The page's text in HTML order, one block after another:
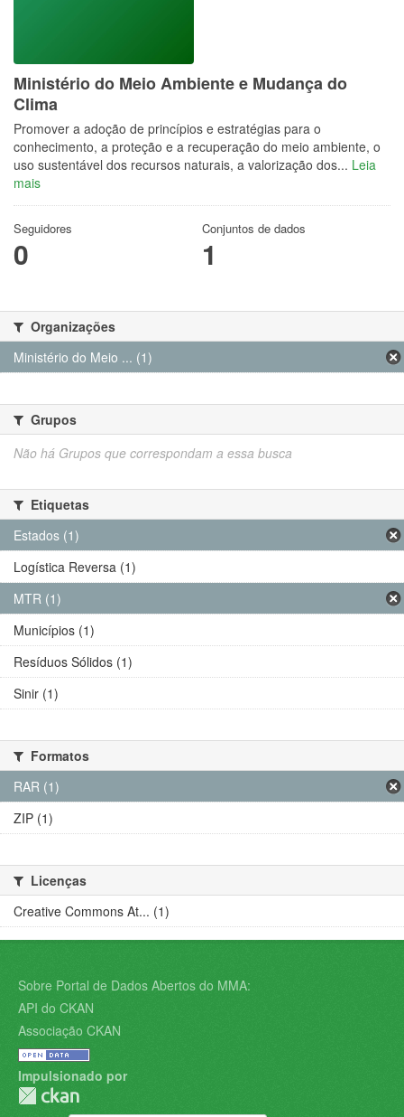
Ministério do Meio Ambiente e Mudança do
Clima
Promover a adoção de princípios e estratégias para o
conhecimento, a proteção e a recuperação do meio ambiente, o
uso sustentável dos recursos naturais, a valorização dos... Leia
mais
Seguidores
0
Conjuntos de dados
1
Organizações
Ministério do Meio ... (1)
Grupos
Não há Grupos que correspondam a essa busca
Etiquetas
Estados (1)
Logística Reversa (1)
MTR (1)
Municípios (1)
Resíduos Sólidos (1)
Sinir (1)
Formatos
RAR (1)
ZIP (1)
Licenças
Creative Commons At... (1)
Sobre Portal de Dados Abertos do MMA:
API do CKAN
Associação CKAN
Impulsionado por